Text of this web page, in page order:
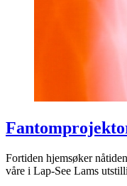
Fortiden hjemsøker
våre i Lap-See Lams